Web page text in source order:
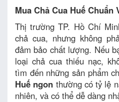
Mua Chả Cua Huế Chuẩn
Thị trường TP. Hồ Chí
chả cua, nhưng không
đảm bảo chất lượng. Nếu
loại chả cua thiếu nạc,
tìm đến những sản phẩm
Huế ngon thường có tỷ lệ
nhiên, và có thể dễ dàng